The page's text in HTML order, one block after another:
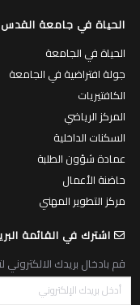
الحياة في جامعة القدس
الحياة في الجامعة
جولة افتراضية في الجامعة
الكافتيريات
المركز الرياضي
السكنات الداخلية
عمادة شؤون الطلبة
حاضنة الأعمال
مركز التطوير المهني
اشترك في القائمة
قم بادخال بريدك الالكتروني